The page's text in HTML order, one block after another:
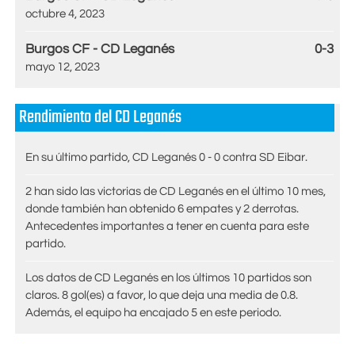
octubre 4, 2023
Burgos CF - CD Leganés 0-3
mayo 12, 2023
Rendimiento del CD Leganés
En su último partido, CD Leganés 0 - 0 contra SD Eibar.
2 han sido las victorias de CD Leganés en el último 10 mes,
donde también han obtenido 6 empates y 2 derrotas.
Antecedentes importantes a tener en cuenta para este
partido.
Los datos de CD Leganés en los últimos 10 partidos son
claros. 8 gol(es) a favor, lo que deja una media de 0.8.
Además, el equipo ha encajado 5 en este periodo.